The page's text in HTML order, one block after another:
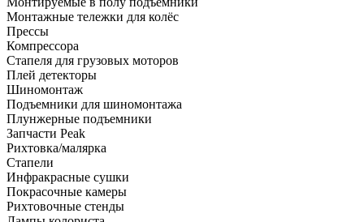
Монтажные тележки для колёс
Прессы
Компрессора
Стапеля для грузовых моторов
Плей детекторы
Шиномонтаж
Подъемники для шиномонтажа
Плунжерные подъемники
Запчасти Peak
Рихтовка/малярка
Стапели
Инфракрасные сушки
Покрасочные камеры
Рихтовочные стенды